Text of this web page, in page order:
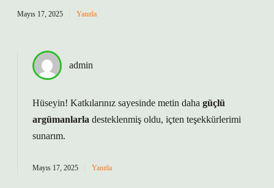
Mayıs 17, 2025 Yanıtla
admin
Hüseyin! Katkılarınız sayesinde metin daha güçlü
argümanlarla desteklenmiş oldu, içten teşekkürlerimi
sunarım.
Mayıs 17, 2025 Yanıtla